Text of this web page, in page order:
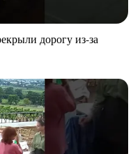
дорогу из-за